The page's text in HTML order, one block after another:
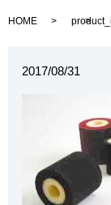
HOME
2017/08/31